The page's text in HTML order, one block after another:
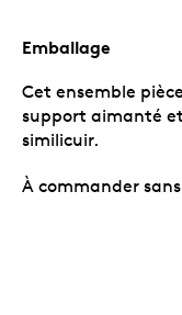
Emballage
Cet ensemble
support aimanté
similicuir.
À commander